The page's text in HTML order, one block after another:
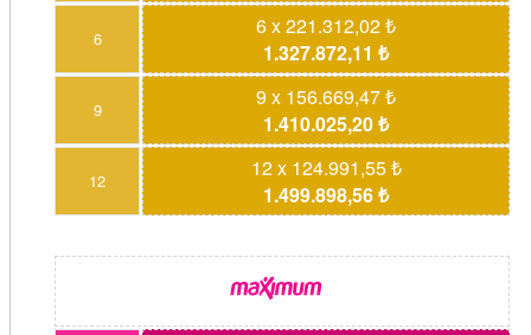
6
6 x 221.312,02 ₺
1.327.872,11 ₺
9
9 x 156.669,47 ₺
1.410.025,20 ₺
12
12 x 124.991,55 ₺
1.499.898,56 ₺